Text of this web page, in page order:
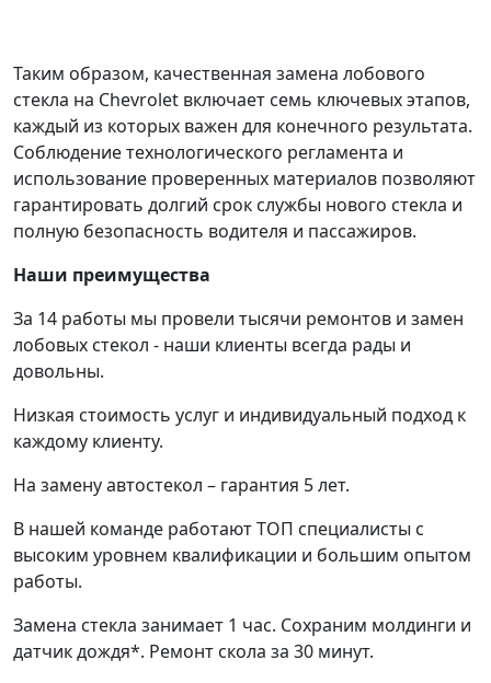
Таким образом, качественная замена лобового
стекла на Chevrolet включает семь ключевых этапов,
каждый из которых важен для конечного результата.
Соблюдение технологического регламента и
использование проверенных материалов позволяют
гарантировать долгий срок службы нового стекла и
полную безопасность водителя и пассажиров.
Наши преимущества
За 14 работы мы провели тысячи ремонтов и замен
лобовых стекол - наши клиенты всегда рады и
довольны.
Низкая стоимость услуг и индивидуальный подход к
каждому клиенту.
На замену автостекол – гарантия 5 лет.
В нашей команде работают ТОП специалисты с
высоким уровнем квалификации и большим опытом
работы.
Замена стекла занимает 1 час. Сохраним молдинги и
датчик дождя*. Ремонт скола за 30 минут.